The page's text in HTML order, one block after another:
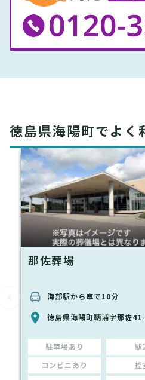
徳島県海陽町でよく
那佐葬場
海部駅から車で10分
徳島県海陽町鞆浦字那佐
駐車場あり 駅
コンビニあり 控